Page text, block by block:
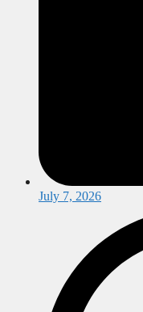
July 7, 2026